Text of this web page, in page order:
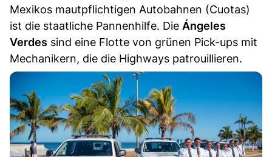
Mexikos mautpflichtigen Autobahnen (Cuotas)
ist die staatliche Pannenhilfe. Die Ángeles
Verdes sind eine Flotte von grünen Pick-ups mit
Mechanikern, die die Highways patrouillieren.